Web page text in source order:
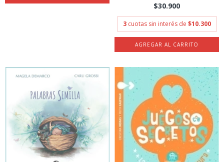
$30.900
3 cuotas sin interés de $10.300